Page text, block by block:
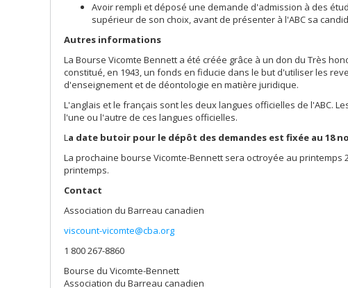
Avoir rempli et déposé une demande d'admission à des
supérieur de son choix, avant de présenter à l'ABC sa
Autres informations
La Bourse Vicomte Bennett a été créée grâce à un don du Très
constitué, en 1943, un fonds en fiducie dans le but d'utiliser les
d'enseignement et de déontologie en matière juridique.
L'anglais et le français sont les deux langues officielles de l'ABC.
l'une ou l'autre de ces langues officielles.
La date butoir pour le dépôt des demandes est fixée au 18
La prochaine bourse Vicomte-Bennett sera octroyée au
printemps.
Contact
Association du Barreau canadien
viscount-vicomte@cba.org
1 800 267-8860
Bourse du Vicomte-Bennett
Association du Barreau canadien